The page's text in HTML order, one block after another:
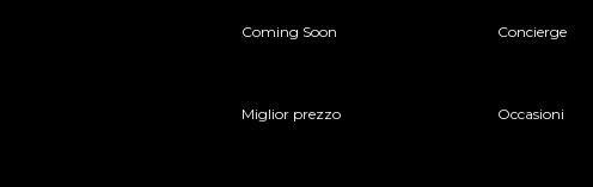
Coming Soon Concierge
Miglior prezzo Occasioni